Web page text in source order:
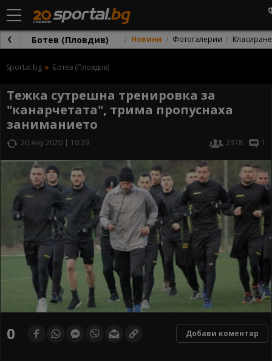
Ботев (Пловдив) Новини Фотогалерии Класиране
Sportal.bg Ботев (Пловдив)
Тежка сутрешна тренировка за
"канарчетата", трима пропуснаха
заниманието
20 яну 2020 | 10:29 2378 1
0 Добави коментар